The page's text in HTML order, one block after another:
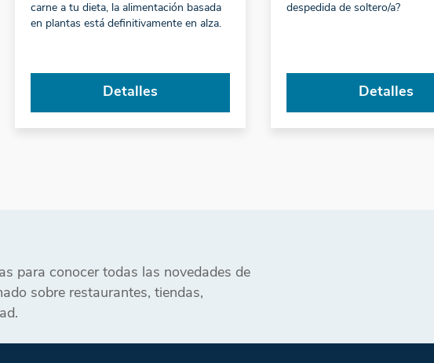
carne a tu dieta, la alimentación basada
en plantas está definitivamente en alza.
Detalles
despedida de soltero/a?
Detalles
para conocer todas las novedades de
sobre restaurantes, tiendas,